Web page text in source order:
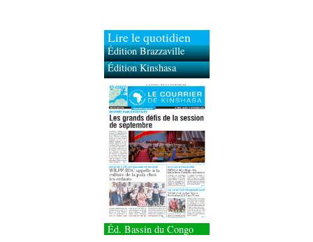
Lire le quotidien
Édition Brazzaville
Édition Kinshasa
Éd. Bassin du Congo